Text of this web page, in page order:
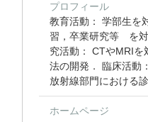
プロフィール
教育活動： 学部生を
習，卒業研究等 を
究活動： CTやMRIを
法の開発． 臨床活動
放射線部門における
ホームページ